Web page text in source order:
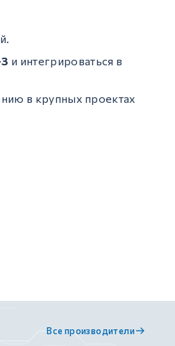
и интегрироваться в
в крупных проектах
Все производители